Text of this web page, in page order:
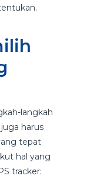
langkah
harus
tepat
hal yang
tracker: